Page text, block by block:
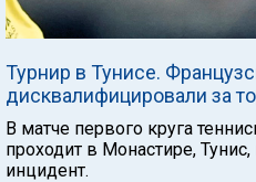
Турнир в Тунисе.
дисквалифицировали за
В матче первого круга
проходит в Монастире,
инцидент.